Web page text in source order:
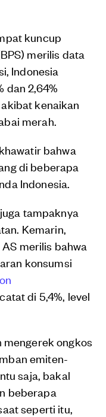
kuncup
merilis data
Indonesia
dan 2,64%
kenaikan
merah.
bahwa
di beberapa
Indonesia.
tampaknya
Kemarin,
merilis bahwa
konsumsi
di 5,4%, level
ongkos
emiten-
saja, bakal
beberapa
seperti itu,